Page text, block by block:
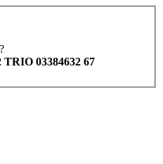
TRIO 03384632 67